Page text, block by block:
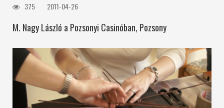
375 2011-04-26
M. Nagy László a Pozsonyi Casinóban, Pozsony